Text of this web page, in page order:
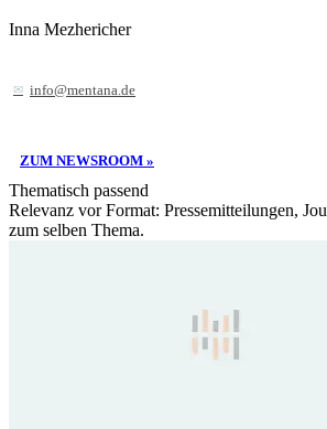
Inna Mezhericher
info@mentana.de
ZUM NEWSROOM »
Thematisch passend
Relevanz vor Format: Pressemitteilungen,
zum selben Thema.